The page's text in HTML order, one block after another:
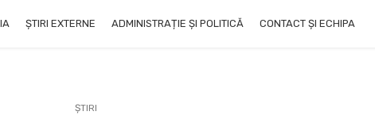
ȘTIRI EXTERNE ADMINISTRAȚIE ȘI POLITICĂ CONTACT ȘI ECHIPA
ȘTIRI